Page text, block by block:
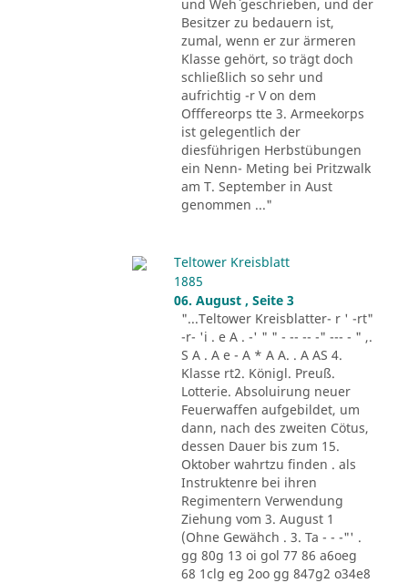
und Weh´ geschrieben, und der
Besitzer zu bedauern ist,
zumal, wenn er zur ärmeren
Klasse gehört, so trägt doch
schließlich so sehr und
aufrichtig -r V on dem
Offfereorps tte 3. Armeekorps
ist gelegentlich der
diesführigen Herbstübungen
ein Nenn- Meting bei Pritzwalk
am T. September in Aust
genommen ..."
Teltower Kreisblatt
1885
06. August , Seite 3
"...Teltower Kreisblatter- r ' -rt"
-r- 'i . e A . -' " " - -- -- -" --- - " ,.
S A . A e - A * A A. . A AS 4.
Klasse rt2. Königl. Preuß.
Lotterie. Absoluirung neuer
Feuerwaffen aufgebildet, um
dann, nach des zweiten Cötus,
dessen Dauer bis zum 15.
Oktober wahrtzu finden . als
Instruktenre bei ihren
Regimentern Verwendung
Ziehung vom 3. August 1
(Ohne Gewähch . 3. Ta - - -"' .
gg 80g 13 oi gol 77 86 a6oeg
68 1clg eg 2oo gg 847g2 o34e8